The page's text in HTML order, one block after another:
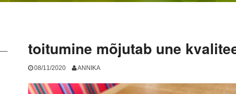
toitumine mõjutab une
08/11/2020 ANNIKA